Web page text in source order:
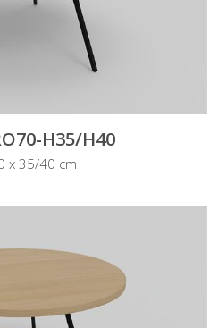
H35/H40
x 35/40 cm